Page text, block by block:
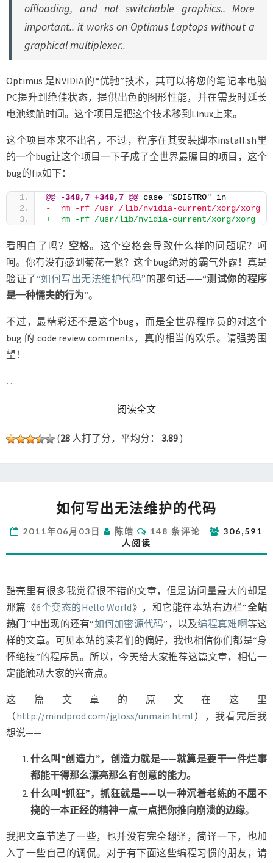
offloading, and not switchable graphics.. More
important.. it works on Optimus Laptops without a
graphical multiplexer..
Optimus 是NVIDIA的“优驰”技术，其可以将您的笔记本电脑
PC提升到绝佳状态，提供出色的图形性能，并在需要时延长
电池续航时间。这个项目是把这个技术移到Linux上来。
这个项目本来不出名，不过，程序在其安装脚本install.sh里
的一个bug让这个项目一下子成了全世界最瞩目的项目，这个
bug的fix如下：
@@ -348,7 +348,7 @@ case "$DISTRO" in
-  rm -rf /usr /lib/nvidia-current/xorg/xorg
+  rm -rf /usr/lib/nvidia-current/xorg/xorg
看明白了吗？ 空格。这个空格会导致什么样的问题呢？呵
呵。你有没有感到菊花一紧？这个bug绝对的霸气外露！真是
验证了“如何写出无法维护代码”的那句话——“测试你的程序
是一种懦夫的行为”。
不过，最精彩还不是这个bug，而是全世界程序员的对这个
bug 的 code review comments，真的相当的欢乐。请强势围
望！
…
阅读全文READ MORE
(28 人打了分，平均分： 3.89 )
何
出
无
护
代
码
如何写出无法维护的代码
2011年06月03日 陈皓
评
论
148 条评论
306,591
人阅读
酷壳里有很多我觉得很不错的文章，但是访问量最大的却是
那篇《6个变态的Hello World》，和它能在本站右边栏“全站
热门”中出现的还有“如何加密源代码”，以及编程真难啊等这
样的文章。可见本站的读者们的偏好，我也相信你们都是“身
怀绝技”的程序员。所以，今天给大家推荐这篇文章，相信一
定能触动大家的兴奋点。
这篇文章的原文在这里
（http://mindprod.com/jgloss/unmain.html ），我看完后我
想说——
什么叫“创造力”，创造力就是——就算是要干一件烂事
都能干得那么漂亮那么有创意的能力。
什么叫“抓狂”，抓狂就是——以一种沉着老练的不屈不
挠的一本正经的精神一点一点把你推向崩溃的边缘。
我把文章节选了一些，也并没有完全翻译，简译一下，也加
入了一些自己的调侃。对于有下面这些编程习惯的朋友，请